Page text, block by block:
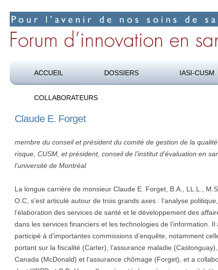
ACCUEIL DOSSIERS IASI-CUSM
COLLABORATEURS
Claude E. Forget
membre du conseil et président du comité de gestion de la
risque, CUSM, et président, conseil de l’institut d’évaluation en
l’université de Montréal
La longue carrière de monsieur Claude E. Forget, B.A., LL.L.,
O.C, s’est articulé autour de trois grands axes : l’analyse politique,
l’élaboration des services de santé et le développement des
dans les services financiers et les technologies de l’information. Il
participé à d’importantes commissions d’enquête, notamment
portant sur la fiscalité (Carter), l’assurance maladie
Canada (McDonald) et l’assurance chômage (Forget), et a